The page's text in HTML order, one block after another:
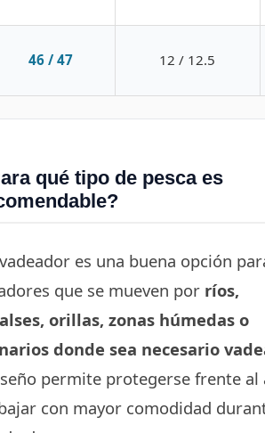
46 / 47 12 / 12.5
qué tipo de pesca es
es una buena opción
que se mueven por ríos,
orillas, zonas húmedas o
donde sea necesario
permite protegerse frente al
con mayor comodidad